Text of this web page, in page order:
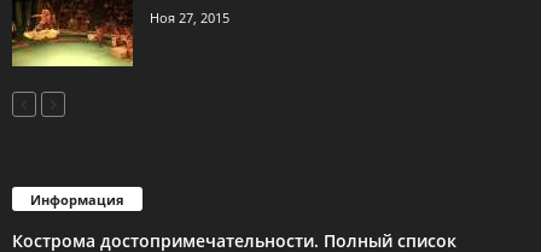
Ноя 27, 2015
Информация
Кострома достопримечательности. Полный список